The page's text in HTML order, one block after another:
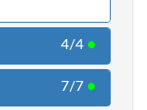
4/4 ●
7/7 ●